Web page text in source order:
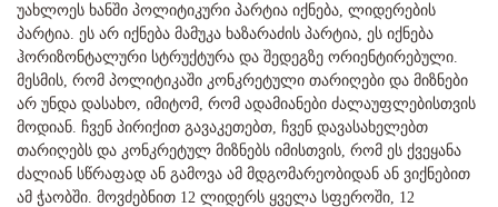
უახლოეს ხანში პოლიტიკური პარტია იქნება, ლიდერების
პარტია. ეს არ იქნება მამუკა ხაზარაძის პარტია, ეს იქნება
ჰორიზონტალური სტრუქტურა და შედეგზე ორიენტირებული.
მესმის, რომ პოლიტიკაში კონკრეტული თარიღები და მიზნები
არ უნდა დასახო, იმიტომ, რომ ადამიანები ძალაუფლებისთვის
მოდიან. ჩვენ პირიქით გავაკეთებთ, ჩვენ დავასახელებთ
თარიღებს და კონკრეტულ მიზნებს იმისთვის, რომ ეს ქვეყანა
ძალიან სწრაფად ან გამოვა ამ მდგომარეობიდან ან ვიქნებით
ამ ჭაობში. მოვძებნით 12 ლიდერს ყველა სფეროში, 12